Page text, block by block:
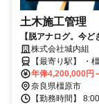
土木施工管理
【脱アナログ。今
■昇給・賞与あり■長
休2日制(土日祝)■継
株式会社城内組
【最寄り駅】 ・
年俸4,200,000円
奈良県橿原市
【勤務時間】